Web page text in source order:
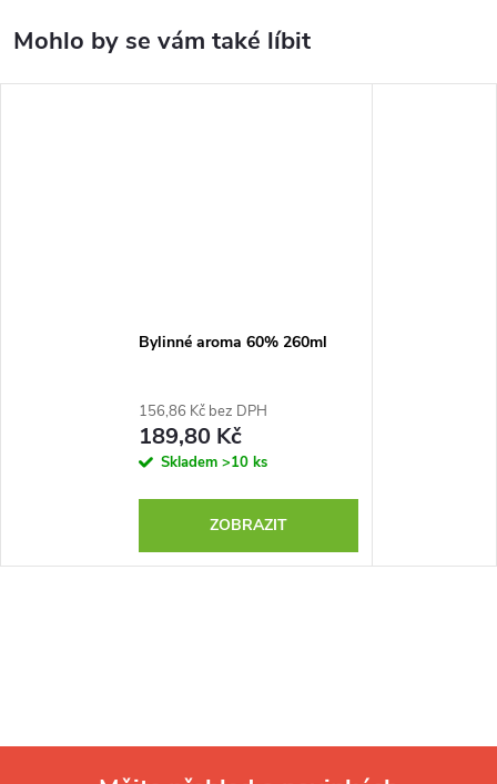
Bylinné aroma 60% 260ml
156,86 Kč bez DPH
189,80 Kč
Skladem >10 ks
ZOBRAZIT